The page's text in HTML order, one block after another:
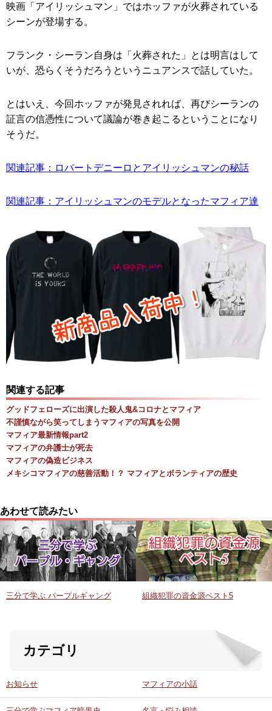
映画「アイリッシュマン」ではホッファが火葬されている
シーンが登場する。
フランク・シーラン自身は「火葬された」とは明言はして
いが、恐らくそうだろうというニュアンスで話していた。
とはいえ、今回ホッファが発見されれば、再びシーランの
証言の信憑性について議論が巻き起こるということになり
そうだ。
関連記事：ロバートデニーロとアイリッシュマンの秘話
関連記事：アイリッシュマンのモデルとなったマフィア達
関連する記事
グッドフェローズに出演した殺人鬼&コロナとマフィア
不謹慎ながら笑ってしまうマフィアの写真を公開
マフィア最新情報part2
マフィアの弁護士が死去
マフィアの偽造ビジネス
メキシコマフィアの慈善活動！？ マフィアとボランティアの歴史
あわせて読みたい
三分で学ぶ パープルギャング 組織犯罪の資金源ベスト5
カテゴリ
お知らせ マフィアの小話